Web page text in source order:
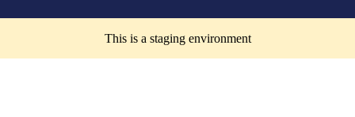
This is a staging environment